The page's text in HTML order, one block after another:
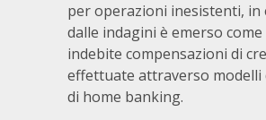
per operazioni inesistenti, in
dalle indagini è emerso
indebite compensazioni di
effettuate attraverso modelli
di home banking.